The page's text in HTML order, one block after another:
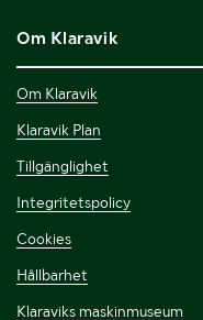
Om Klaravik
Om Klaravik
Klaravik Plan
Tillgänglighet
Integritetspolicy
Cookies
Hållbarhet
Klaraviks maskinmuseum